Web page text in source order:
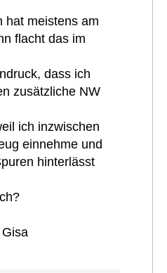
hat meistens am
flacht das im
dass ich
zusätzliche NW
ich inzwischen
einnehme und
hinterlässt